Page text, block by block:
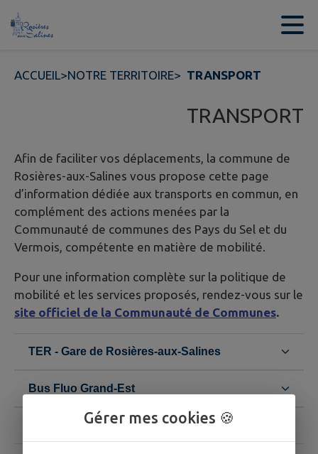
Contenu
ACCUEIL>NOTRE TERRITOIRE> TRANSPORT
TRANSPORT
Afin de faciliter vos déplacements, la commune de
Rosières-aux-Salines vous propose cette page
d’information dédiée aux transports en commun, en
complément des actions menées par la
Communauté de communes des Pays du Sel et du
Vermois, compétente en matière de mobilité.
Pour une information complète sur la politique de
mobilité et les services proposés, rendez-vous sur le
site officiel de la Communauté de Communes.
TER - Gare de Rosières-aux-Salines
Bus Fluo Grand-Est
Navette intercommunale
Gérer mes cookies 🍪